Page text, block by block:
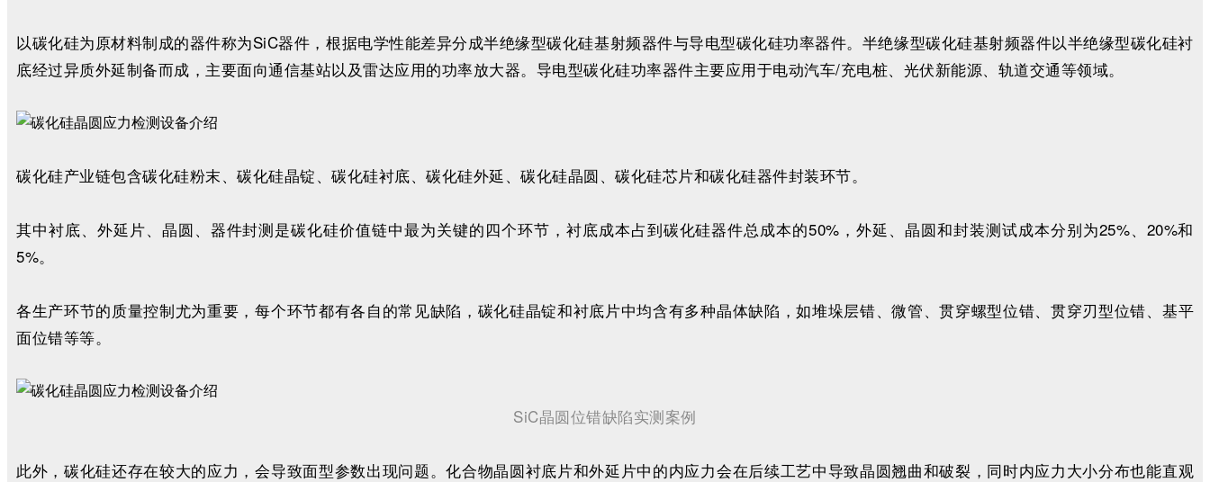
以碳化硅为原材料制成的器件称为SiC器件，根据电学性能差异分成半绝缘型碳化硅基射频器件与导电型碳化硅功率器件。半绝缘型碳化硅基射频器件以半绝缘型碳化硅衬
底经过异质外延制备而成，主要面向通信基站以及雷达应用的功率放大器。导电型碳化硅功率器件主要应用于电动汽车/充电桩、光伏新能源、轨道交通等领域。
碳化硅产业链包含碳化硅粉末、碳化硅晶锭、碳化硅衬底、碳化硅外延、碳化硅晶圆、碳化硅芯片和碳化硅器件封装环节。
其中衬底、外延片、晶圆、器件封测是碳化硅价值链中最为关键的四个环节，衬底成本占到碳化硅器件总成本的50%，外延、晶圆和封装测试成本分别为25%、20%和
5%。
各生产环节的质量控制尤为重要，每个环节都有各自的常见缺陷，碳化硅晶锭和衬底片中均含有多种晶体缺陷，如堆垛层错、微管、贯穿螺型位错、贯穿刃型位错、基平
面位错等等。
SiC晶圆位错缺陷实测案例
此外，碳化硅还存在较大的应力，会导致面型参数出现问题。化合物晶圆衬底片和外延片中的内应力会在后续工艺中导致晶圆翘曲和破裂，同时内应力大小分布也能直观